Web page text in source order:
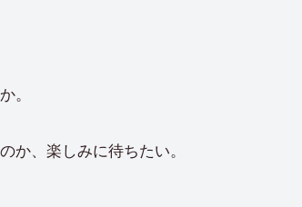
。
か、楽しみに待ちたい。